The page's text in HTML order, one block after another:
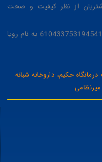
از نظر کیفیت و صحت
شماره کارت جهت خرید محصولات : 6104337531945416 به نام رویا
حکیم، داروخانه شبانه